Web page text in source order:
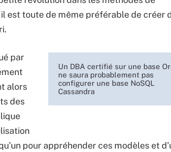
est toute de même préférable de créer
Un DBA certifié sur une base
ne saura probablement pas
configurer une base NoSQL
Cassandra
par
alors
des
pour appréhender ces modèles et